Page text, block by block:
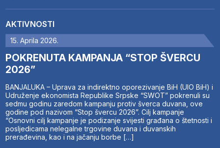
AKTIVNOSTI
15. Aprila 2026.
POKRENUTA KAMPANJA “STOP ŠVERCU
2026”
BANJALUKA – Uprava za indirektno oporezivanje BiH (UIO BiH) i
Udruženje ekonomista Republike Srpske “SWOT” pokrenuli su
sedmu godinu zaredom kampanju protiv šverca duvana, ove
godine pod nazivom “Stop švercu 2026”. Cilj kampanje
“Osnovni cilj kampanje je podizanje svijesti građana o štetnosti i
posljedicama nelegalne trgovine duvana i duvanskih
prerađevina, kao i na jačanju borbe […]